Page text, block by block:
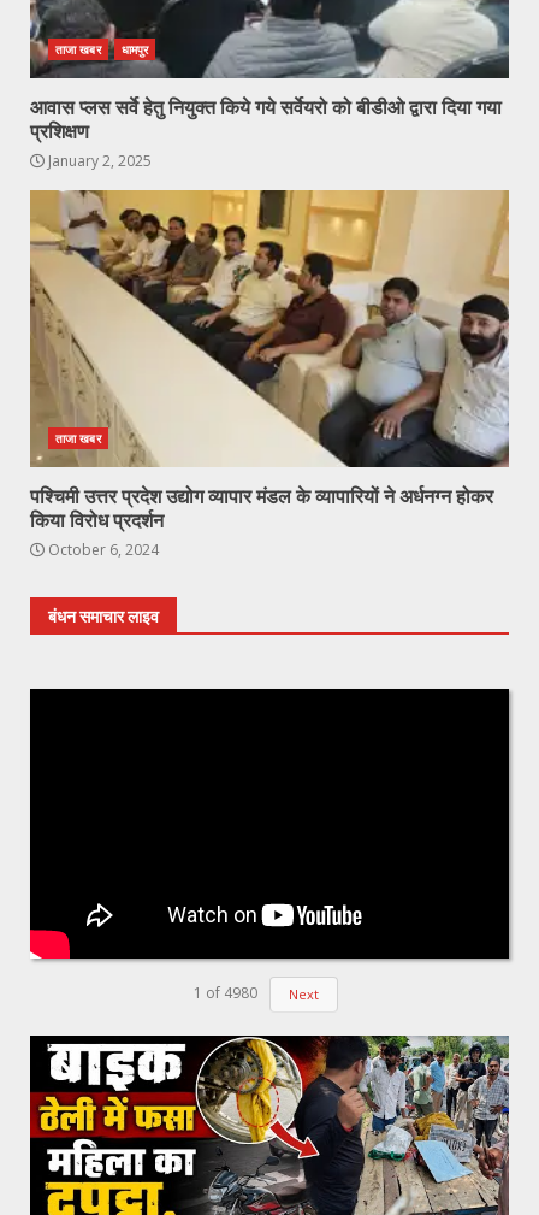
ताजा खबर धामपुर
आवास प्लस सर्वे हेतु नियुक्त किये गये सर्वेयरो को बीडीओ द्वारा दिया गया
प्रशिक्षण
January 2, 2025
ताजा खबर
पश्चिमी उत्तर प्रदेश उद्योग व्यापार मंडल के व्यापारियों ने अर्धनग्न होकर
किया विरोध प्रदर्शन
October 6, 2024
बंधन समाचार लाइव
1 of 4980 Next